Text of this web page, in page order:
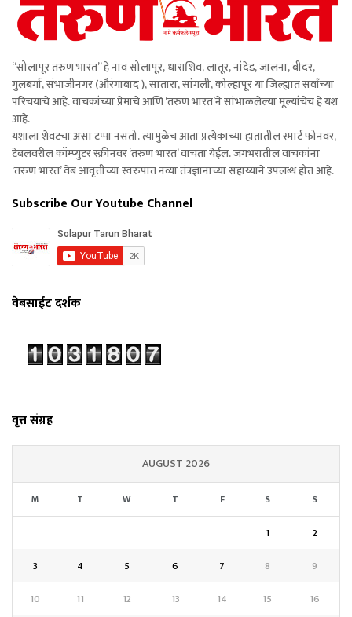
“सोलापूर तरुण भारत” हे नाव सोलापूर, धाराशिव, लातूर, नांदेड, जालना, बीदर,
गुलबर्गा, संभाजीनगर (औरंगाबाद ), सातारा, सांगली, कोल्हापूर या जिल्ह्यात सर्वांच्या
परिचयाचे आहे. वाचकांच्या प्रेमाचे आणि ‘तरुण भारत’ने सांभाळलेल्या मूल्यांचेच हे यश
आहे.
यशाला शेवटचा असा टप्पा नसतो. त्यामुळेच आता प्रत्येकाच्या हातातील स्मार्ट फोनवर,
टेबलवरील कॉम्प्युटर स्क्रीनवर ‘तरुण भारत’ वाचता येईल. जगभरातील वाचकांना
‘तरुण भारत’ वेब आवृत्तीच्या स्वरुपात नव्या तंत्रज्ञानाच्या सहाय्याने उपलब्ध होत आहे.
Subscribe Our Youtube Channel
वेबसाईट दर्शक
वृत्त संग्रह
AUGUST 2026
M T W T F S S
1
2
3
4 5 6 7 8
9
10
11 12 13 14 15
16